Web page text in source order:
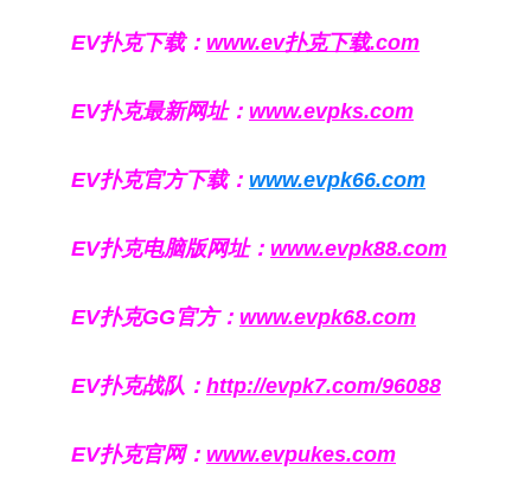
EV扑克下载： www.ev扑克下载.com
EV扑克最新网址： www.evpks.com
EV扑克官方下载： www.evpk66.com
EV扑克电脑版网址： www.evpk88.com
EV扑克GG官方： www.evpk68.com
EV扑克战队： http://evpk7.com/96088
EV扑克官网： www.evpukes.com